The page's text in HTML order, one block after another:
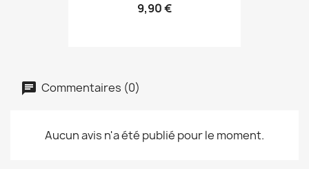
9,90 €
Commentaires (0)
Aucun avis n'a été publié pour le moment.